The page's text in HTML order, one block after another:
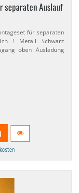
separaten Auslauf
für separaten
! Metall Schwarz
oben Ausladung